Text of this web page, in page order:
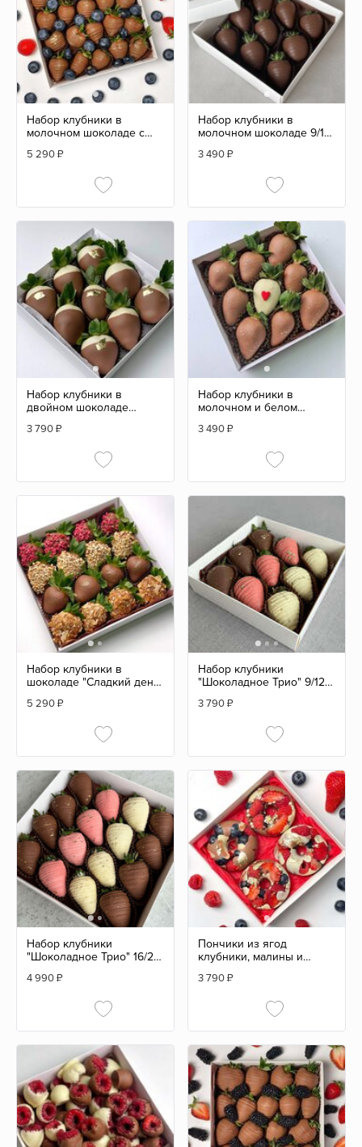
Набор клубники в
молочном шоколаде с
5 290₽
Набор клубники в
молочном шоколаде 9/12
3 490₽
Набор клубники в
двойном шоколаде
3 790₽
Набор клубники в
молочном и белом
3 490₽
Набор клубники в
шоколаде "Сладкий день"
5 290₽
Набор клубники
"Шоколадное Трио" 9/12
3 790₽
Набор клубники
"Шоколадное Трио" 16/20
4 990₽
Пончики из ягод
клубники, малины и
шт
3 790₽